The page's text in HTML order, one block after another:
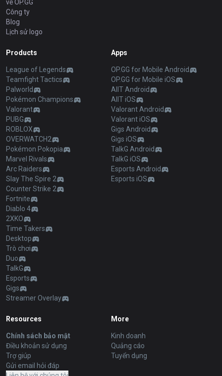
về OP.GG
Công ty
Blog
Lịch sử logo
Products
League of Legends
Teamfight Tactics
Palworld
Pokémon Champions
Valorant
PUBG
ROBLOX
OVERWATCH2
Pokémon Pokopia
Marvel Rivals
Arc Raiders
Slay The Spire 2
Counter Strike 2
Fortnite
Diablo 4
2XKO
Time Takers
Desktop
Trò chơi
Duo
TalkG
Esports
Gigs
Streamer Overlay
Apps
OP.GG for Mobile Android
OP.GG for Mobile iOS
AllT Android
AllT iOS
Valorant Android
Valorant iOS
Gigs Android
Gigs iOS
TalkG Android
TalkG iOS
Esports Android
Esports iOS
Resources
Chính sách bảo mật
Điều khoản sử dụng
Trợ giúp
Gửi email hỏi đáp
More
Kinh doanh
Quảng cáo
Tuyển dụng